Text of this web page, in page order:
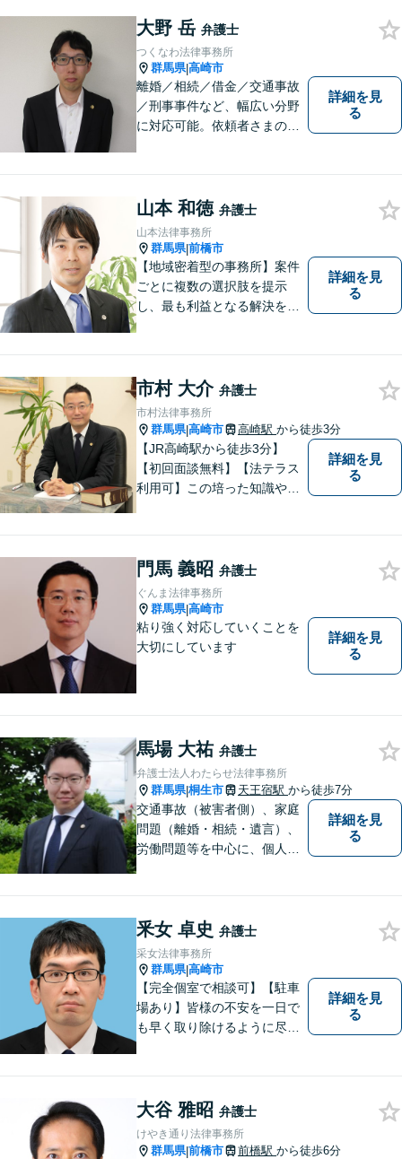
大野 岳 弁護士
つくなわ法律事務所
群馬県|高崎市
離婚／相続／借金／交通事故
／刑事事件など、幅広い分野
に対応可能。依頼者さまの状
ご相談ください。【完全個
室】【専用駐車場あり】
詳細を見
る
山本 和徳 弁護士
山本法律事務所
群馬県|前橋市
【地域密着型の事務所】案件
ごとに複数の選択肢を提示
し、最も利益となる解決を目
件・労働問題など、幅広い事
案に対応。高崎・前橋・太
田・伊勢崎などからのご相談
も可能です
詳細を見
る
市村 大介 弁護士
市村法律事務所
群馬県|高崎市 高崎駅 から徒歩3分
【JR高崎駅から徒歩3分】
【初回面談無料】【法テラス
利用可】この培った知識や経
す。お気軽にご相談くださ
い。
詳細を見
る
門馬 義昭 弁護士
ぐんま法律事務所
群馬県|高崎市
粘り強く対応していくことを
大切にしています
詳細を見
る
馬場 大祐 弁護士
弁護士法人わたらせ法律事務所
群馬県|桐生市 天王宿駅 から徒歩7分
交通事故（被害者側）、家庭
問題（離婚・相続・遺言）、
労働問題等を中心に、個人・
もご満足いただける質の高い
サービスを日々心がけていま
す。
詳細を見
る
釆女 卓史 弁護士
采女法律事務所
群馬県|高崎市
【完全個室で相談可】【駐車
場あり】皆様の不安を一日で
も早く取り除けるように尽力
す。 ※お電話やメールでの無
料法律相談は行っておりませ
ん。
詳細を見
る
大谷 雅昭 弁護士
けやき通り法律事務所
群馬県|前橋市 前橋駅 から徒歩6分